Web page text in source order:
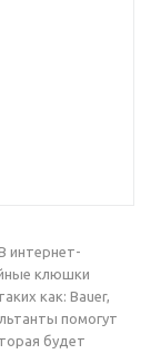
интернет-
клюшки
как: Bauer,
помогут
будет